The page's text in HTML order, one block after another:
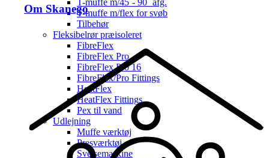
Om SkanegoT-muffe m/flex for svøb
Tilbehør
Fleksibelrør præisoleret
FibreFlex
FibreFlex Pro
FibreFlex Pro 16
FibreFlex/Pro Fittings
HeatFlex
HeatFlex Fittings
Pex til vand
Udlejning
Muffe værktøj
Presværktøj
Svejsemaskine